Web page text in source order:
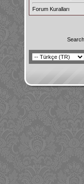
Forum Kuralları